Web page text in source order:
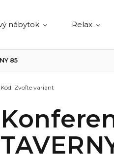
nábytok Relax
85
Kód: Zvoľte variant